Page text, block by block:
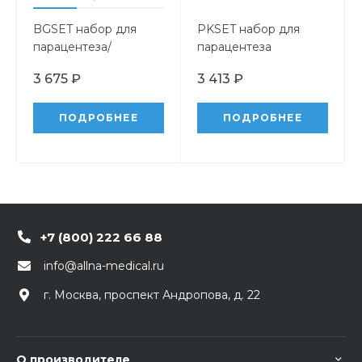
BGSET набор для
парацентеза/
3 675 ₽
ПОДРОБНЕЕ
PKSET набор для
парацентеза
3 413 ₽
ПОДРОБНЕЕ
+7 (800) 222 66 88
info@allna-medical.ru
г. Москва, проспект Андропова, д. 22